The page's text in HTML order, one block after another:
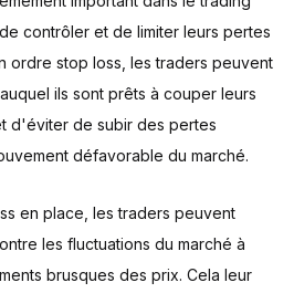
contrôler et de limiter leurs pertes
ordre stop loss, les traders peuvent
ils sont prêts à couper leurs
d'éviter de subir des pertes
défavorable du marché.
en place, les traders peuvent
les fluctuations du marché à
brusques des prix. Cela leur